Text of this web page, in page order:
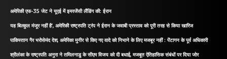
अमेरिकी एफ-35 जेट ने यूएई में इमरजेंसी लैंडिंग की: ईरान
यह बिल्कुल मंजूर नहीं है’, अमेरिकी राष्ट्रपति ट्रंप ने ईरान के जवाबी प्रस्ताव को पूरी तरह से किया खारिज
पाकिस्तान गैर भरोसेमंद देश, अमेरिका मुनीर से किए गए वादे को निभाने के लिए मजबूर नहीं : पेंटागन के पूर्व अधिकारी
श्रीलंका के राष्ट्रपति अनुरा ने तमिलनाडु के सीएम विजय को दी बधाई, मजबूत ऐतिहासिक संबंधों पर दिया जोर